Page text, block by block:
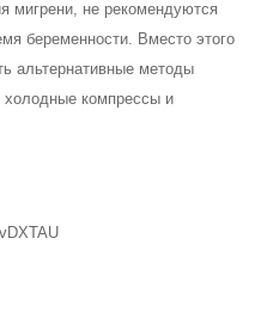
мигрени, не рекомендуются
беременности. Вместо этого
альтернативные методы
холодные компрессы и